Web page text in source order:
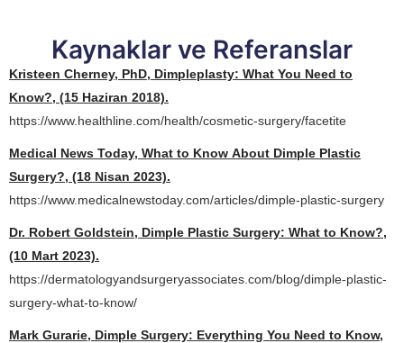
Kaynaklar ve Referanslar
Kristeen Cherney, PhD, Dimpleplasty: What You Need to
Know?, (15 Haziran 2018).
https://www.healthline.com/health/cosmetic-surgery/facetite
Medical News Today, What to Know About Dimple Plastic
Surgery?, (18 Nisan 2023).
https://www.medicalnewstoday.com/articles/dimple-plastic-surgery
Dr. Robert Goldstein, Dimple Plastic Surgery: What to Know?,
(10 Mart 2023).
https://dermatologyandsurgeryassociates.com/blog/dimple-plastic-
surgery-what-to-know/
Mark Gurarie, Dimple Surgery: Everything You Need to Know,